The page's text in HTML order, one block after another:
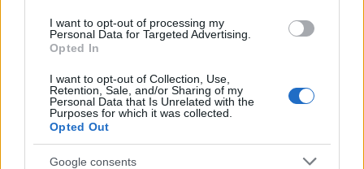
I want to opt-out of processing my
Personal Data for Targeted Advertising.
Opted In
I want to opt-out of Collection, Use,
Retention, Sale, and/or Sharing of my
Personal Data that Is Unrelated with the
Purposes for which it was collected.
Opted Out
Google consents